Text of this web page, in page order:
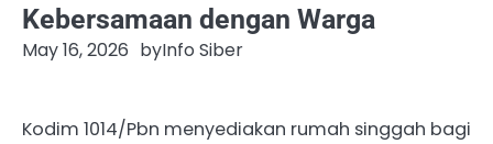
Kebersamaan dengan Warga
May 16, 2026 byInfo Siber
Kodim 1014/Pbn menyediakan rumah singgah bagi